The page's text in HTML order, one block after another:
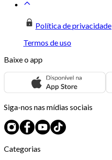
Política de privacidade
Termos de uso
Baixe o app
Siga-nos nas mídias sociais
Categorias